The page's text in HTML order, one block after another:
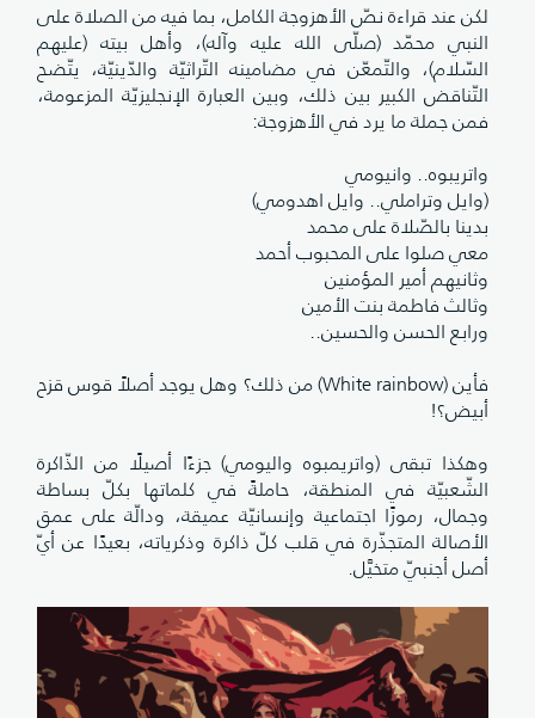
لكن عند قراءة نصّ الأهزوجة الكامل، بما فيه من الصلاة على
النبي محمّد (صلّى الله عليه وآله)، وأهل بيته (عليهم
السّلام)، والتّمعّن في مضامينه التّراثيّة والدّينيّة، يتّضح
التّناقض الكبير بين ذلك، وبين العبارة الإنجليزيّة المزعومة،
فمن جملة ما يرد في الأهزوجة:
واتريبوه.. وانيومي
(وايل وتراملي.. وايل اهدومي)
بدينا بالصّلاة على محمد
معي صلوا على المحبوب أحمد
وثانيهم أمير المؤمنين
وثالث فاطمة بنت الأمين
ورابع الحسن والحسين..
فأين (White rainbow) من ذلك؟ وهل يوجد أصلاً قوس قزح
أبيض؟!
وهكذا تبقى (واتريمبوه واليومي) جزءًا أصيلًا من الذّاكرة
الشّعبيّة في المنطقة، حاملةً في كلماتها بكلّ بساطة
وجمال، رموزًا اجتماعية وإنسانيّة عميقة، ودالّة على عمق
الأصالة المتجذّرة في قلب كلّ ذاكرة وذكرياته، بعيدًا عن أيّ
أصل أجنبيّ متخيَّل.